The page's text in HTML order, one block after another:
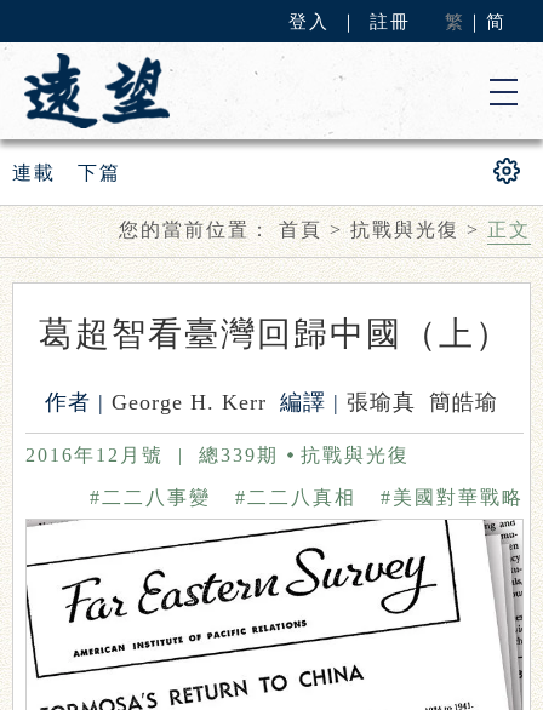
登入 註冊 繁 简
連載 下篇
您的當前位置：首頁>抗戰與光復>正文
葛超智看臺灣回歸中國（上）
作者 | George H. Kerr 編譯 | 張瑜真 簡皓瑜
2016年12月號 | 總339期 抗戰與光復
#美國對華戰略
#二二八真相
#二二八事變